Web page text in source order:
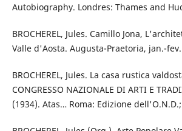
Autobiography. Londres: Thames and
BROCHEREL, Jules. Camillo Jona,
Valle d'Aosta. Augusta-Praetoria, jan.-
BROCHEREL, Jules. La casa rustica
CONGRESSO NAZIONALE DI ARTI E
(1934). Atas… Roma: Edizione